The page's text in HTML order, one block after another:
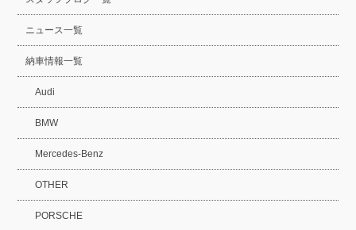
ニュース一覧
納車情報一覧
Audi
BMW
Mercedes-Benz
OTHER
PORSCHE